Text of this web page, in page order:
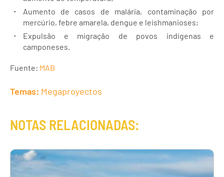
Aumento de casos de malária, contaminação por
mercúrio, febre amarela, dengue e leishmanioses;
Expulsão e migração de povos indígenas e
camponeses.
Fuente: MAB
Temas: Megaproyectos
NOTAS RELACIONADAS: